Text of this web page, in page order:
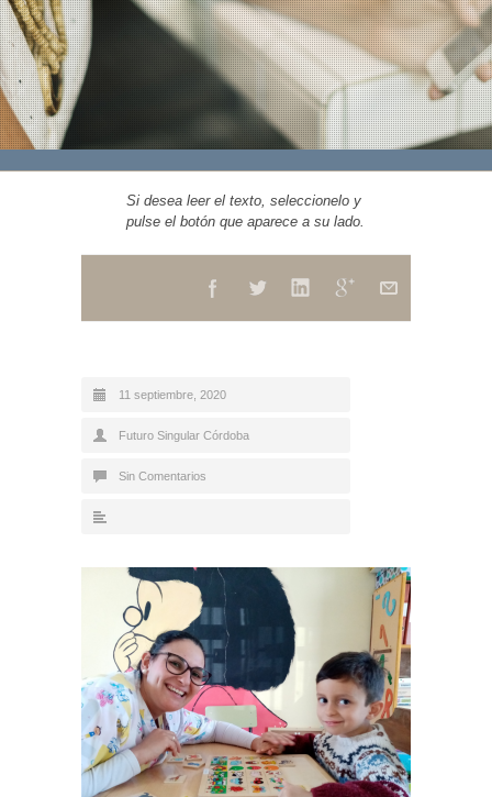
Si desea leer el texto, seleccionelo y
pulse el botón que aparece a su lado.
11 septiembre, 2020
Futuro Singular Córdoba
Sin Comentarios